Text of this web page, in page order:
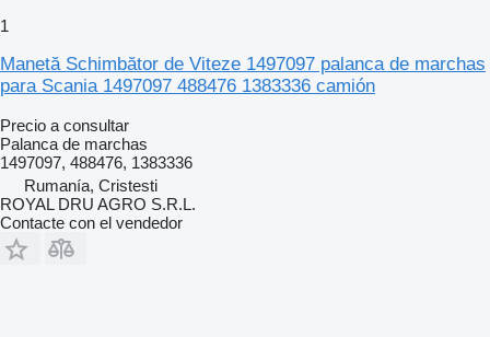
1
Manetă Schimbător de Viteze 1497097 palanca de marchas
para Scania 1497097 488476 1383336 camión
Precio a consultar
Palanca de marchas
1497097, 488476, 1383336
Rumanía, Cristesti
ROYAL DRU AGRO S.R.L.
Contacte con el vendedor